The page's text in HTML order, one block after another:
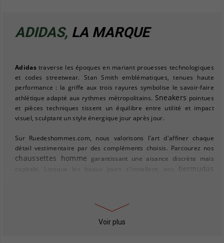
ADIDAS, LA MARQUE
Adidastraverse les époques en mariant prouesses technologiques
et codes streetwear. Stan Smith emblématiques, tenues haute
performance : la griffe aux trois rayures symbolise le savoir-faire
athlétique adapté aux rythmes métropolitains. Sneakers pointues
et pièces techniques tissent un équilibre entre utilité et impact
visuel, sculptant un style énergique jour après jour.
Sur Ruedeshommes.com, nous valorisons l'art d'affiner chaque
détail vestimentaire par des compléments choisis. Parcourez nos
chaussettes homme garantissant une aisance discrète mais
capitale. Lorsque les beaux jours s'installent, nos bermudas
Vous recherchez protection et distinction pour affronter les mois
Voir plus